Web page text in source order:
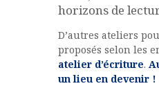
horizons de
D’autres ateliers
proposés selon les
atelier d’écriture.
un lieu en devenir !